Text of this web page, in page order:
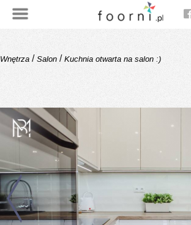
Wnętrza / Salon / Kuchnia otwarta na salon :)